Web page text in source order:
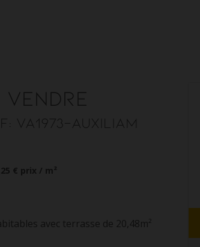
vendre
VA1973-AUXILIAM
€ prix / m²
avec terrasse de 20,48m²